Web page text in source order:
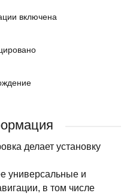
включена
делает установку
универсальные и
в том числе